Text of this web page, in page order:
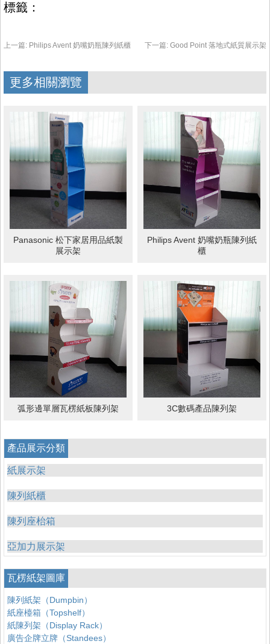
標籤：
上一篇: Philips Avent 奶嘴奶瓶陳列紙櫃 下一篇: Good Point 落地式紙質展示架
更多相關瀏覽
Panasonic 松下家居用品紙製
展示架
Philips Avent 奶嘴奶瓶陳列紙
櫃
弧形邊單層瓦楞紙板陳列架 3C數碼產品陳列架
產品展示分類
紙展示架
陳列紙櫃
陳列座枱箱
亞加力展示架
瓦楞紙架圖庫
陳列紙架（Dumpbin）
紙座檯箱（Topshelf）
紙陳列架（Display Rack）
廣告企牌立牌（Standees）